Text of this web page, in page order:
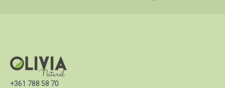
+361 788 58 70